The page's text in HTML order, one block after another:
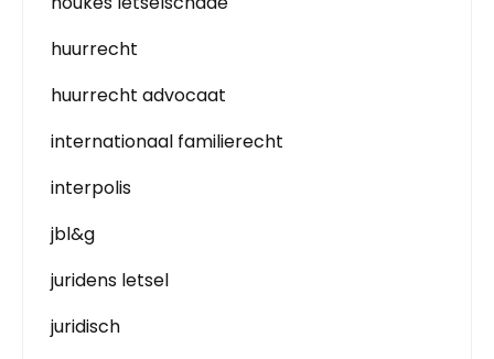
huurrecht
huurrecht advocaat
internationaal familierecht
interpolis
jbl&g
juridens letsel
juridisch